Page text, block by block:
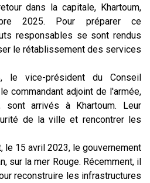
dans la capitale, Khartoum,
2025. Pour préparer ce
responsables se sont rendus
le rétablissement des services
le vice-président du Conseil
commandant adjoint de l'armée,
sont arrivés à Khartoum. Leur
de la ville et rencontrer les
le 15 avril 2023, le gouvernement
sur la mer Rouge. Récemment, il
reconstruire les infrastructures